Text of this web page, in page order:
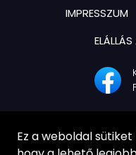
IMPRESSZUM
Ez a weboldal